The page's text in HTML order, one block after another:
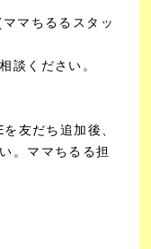
マちるるスタッ
談ください。
友だち追加後、
。 ママちるる担